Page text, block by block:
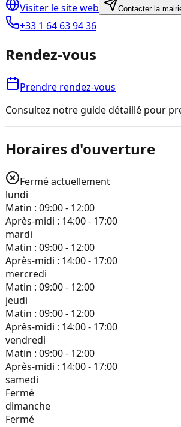
Visiter le site web Contacter la
+33 1 64 63 94 36
Rendez-vous
Prendre rendez-vous
Consultez notre guide détaillé pour
Horaires d'ouverture
Fermé actuellement
lundi
Matin : 09:00 - 12:00
Après-midi : 14:00 - 17:00
mardi
Matin : 09:00 - 12:00
Après-midi : 14:00 - 17:00
mercredi
Matin : 09:00 - 12:00
jeudi
Matin : 09:00 - 12:00
Après-midi : 14:00 - 17:00
vendredi
Matin : 09:00 - 12:00
Après-midi : 14:00 - 17:00
samedi
Fermé
dimanche
Fermé